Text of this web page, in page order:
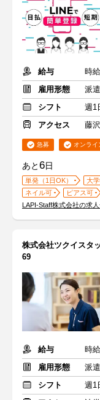
給与
時
雇用形態
派
シフト
週1
アクセス
藤
急募 オンライ
あと6日
単発（1日OK） 大
ネイル可
ピアス可
LAPI-Staff株式会社の求
株式会社ツクイスタ
69
給与
時
雇用形態
派
シフト
週1